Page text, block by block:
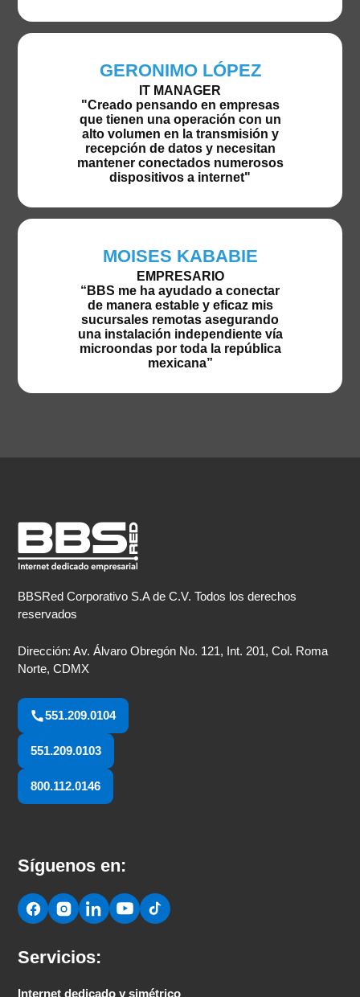
GERONIMO LÓPEZ
IT MANAGER
"Creado pensando en empresas
que tienen una operación con un
alto volumen en la transmisión y
recepción de datos y necesitan
mantener conectados numerosos
dispositivos a internet"
MOISES KABABIE
EMPRESARIO
“BBS me ha ayudado a conectar
de manera estable y eficaz mis
sucursales remotas asegurando
una instalación independiente vía
microondas por toda la república
mexicana”
BBSRed Corporativo S.A de C.V. Todos los derechos
reservados
Dirección: Av. Álvaro Obregón No. 121, Int. 201, Col. Roma
Norte, CDMX
551.209.0104
551.209.0103
800.112.0146
Síguenos en:
Servicios:
Internet dedicado y simétrico